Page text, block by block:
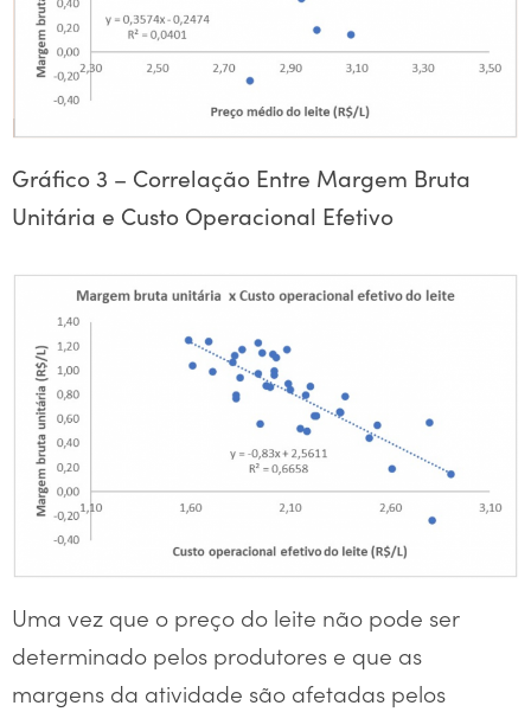
Gráfico 3 – Correlação Entre Margem Bruta
Unitária e Custo Operacional Efetivo
Uma vez que o preço do leite não pode ser
determinado pelos produtores e que as
margens da atividade são afetadas pelos